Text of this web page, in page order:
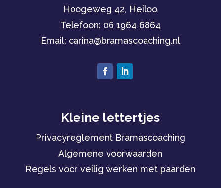
Hoogeweg 42, Heiloo
Telefoon: 06 1964 6864
Email: carina@bramascoaching.nl
Kleine lettertjes
Privacyreglement Bramascoaching
Algemene voorwaarden
Regels voor veilig werken met paarden